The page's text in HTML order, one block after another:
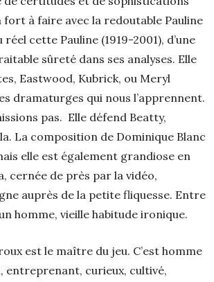
fort à faire avec la redoutable Pauline
réel cette Pauline (1919-2001), d’une
sûreté dans ses analyses. Elle
Eastwood, Kubrick, ou Meryl
dramaturges qui nous l’apprennent.
pas. Elle défend Beatty,
La composition de Dominique Blanc
elle est également grandiose en
cernée de près par la vidéo,
auprès de la petite fliquesse. Entre
homme, vieille habitude ironique.
est le maître du jeu. C’est homme
entreprenant, curieux, cultivé,